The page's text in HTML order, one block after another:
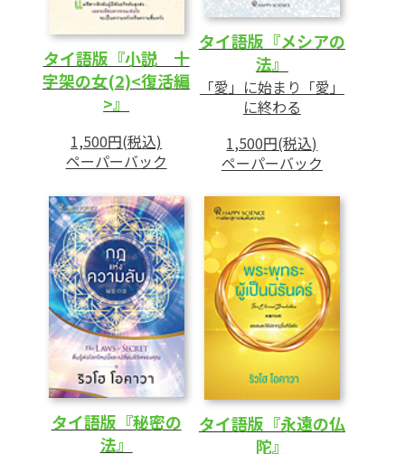
タイ語版『小説 十
字架の女(2)<復活編
>』
1,500円(税込)
ペーパーバック
タイ語版『メシアの
法』
「愛」に始まり「愛」
に終わる
1,500円(税込)
ペーパーバック
タイ語版『秘密の
法』
タイ語版『永遠の仏
陀』